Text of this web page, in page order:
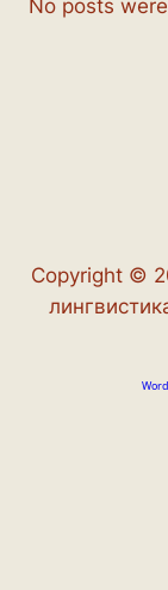
No posts
Copyright ©